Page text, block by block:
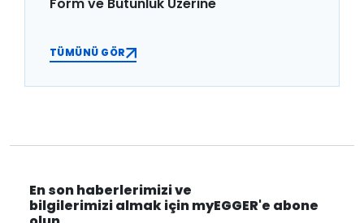
TÜMÜNÜ GÖR
En son haberlerimizi ve
bilgilerimizi almak için myEGGER'e abone